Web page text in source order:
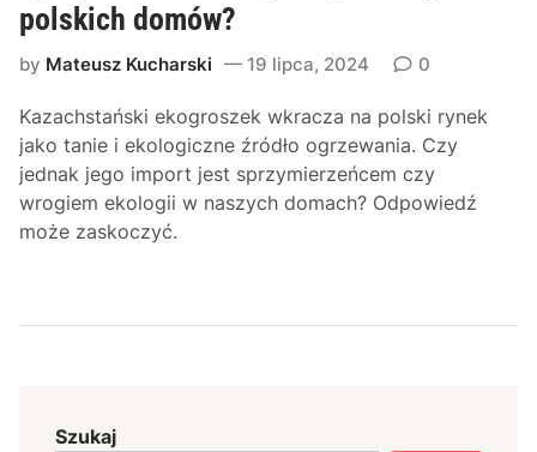
polskich domów?
by Mateusz Kucharski 19 lipca, 2024 0
Kazachstański ekogroszek wkracza na polski rynek
jako tanie i ekologiczne źródło ogrzewania. Czy
jednak jego import jest sprzymierzeńcem czy
wrogiem ekologii w naszych domach? Odpowiedź
może zaskoczyć.
Szukaj